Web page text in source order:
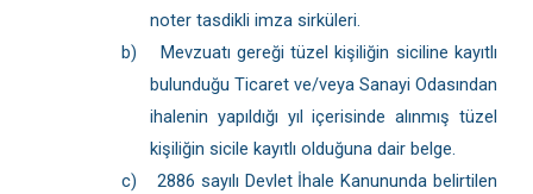
noter tasdikli imza sirküleri.
b)
Mevzuatı gereği tüzel kişiliğin siciline kayıtlı
bulunduğu Ticaret ve/veya Sanayi Odasından
ihalenin yapıldığı yıl içerisinde alınmış tüzel
kişiliğin sicile kayıtlı olduğuna dair belge.
c)
2886 sayılı Devlet İhale Kanununda belirtilen